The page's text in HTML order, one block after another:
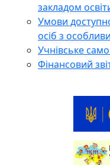
закладом
Умови
осіб з
Учнівське
Фінансовий